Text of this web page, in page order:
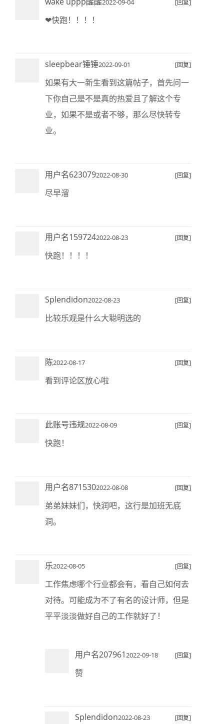
2022-09-04 [回复]
❤快跑！！！！
sleepbear锤锤2022-09-01 [回复]
如果有大一新生看到这篇帖子，首先问一
下你自己是不是真的热爱且了解这个专
业，如果不是或者不够，那么尽快转专
业。
用户名6230792022-08-30 [回复]
尽早溜
用户名1597242022-08-23 [回复]
快跑！！！！
Splendidon2022-08-23 [回复]
比较乐观是什么大聪明选的
陈2022-08-17 [回复]
看到评论区放心啦
此账号违规2022-08-09 [回复]
快跑！
用户名8715302022-08-08 [回复]
弟弟妹妹们，快润吧，这行是加班无底
洞。
乐2022-08-05 [回复]
工作焦虑哪个行业都会有，看自己如何去
对待。可能成为不了有名的设计师，但是
平平淡淡做好自己的工作就好了！
用户名2079612022-09-18 [回复]
赞
Splendidon2022-08-23 [回复]